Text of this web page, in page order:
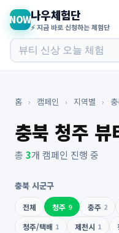
NOW나우체험단
⚡ 지금 바로 신청하는 체험단
홈 › 캠페인 › 지역별 ›
충북 청주 뷰
총 3개 캠페인 진행 중
충북 시군구
전체 청주 9 충주 2
청주/택배 1 제천시 1